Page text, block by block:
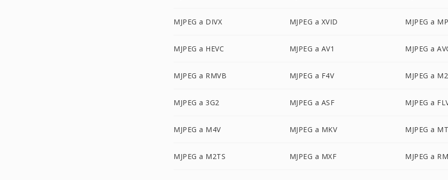
MJPEG a DIVX MJPEG a XVID MJPEG a
MJPEG a HEVC MJPEG a AV1 MJPEG a
MJPEG a RMVB MJPEG a F4V MJPEG a
MJPEG a 3G2 MJPEG a ASF MJPEG a
MJPEG a M4V MJPEG a MKV MJPEG a
MJPEG a M2TS MJPEG a MXF MJPEG a